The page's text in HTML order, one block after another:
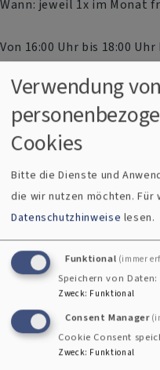
Wann: jeweil 1x im Monat
Von 16:00 Uhr bis 18:00
Von 17:30 bis 19:30 Uhr
Wo: evangelisches
Kommt vorbei. Wir freuen
Manchmal lässt es sich
anmeldet. Die Anmeldung
Slider auf den Termin
"Anmeldung".
Ansprechpartner:
Verwendung von
Cookies
Bitte die Dienste und
die wir nutzen möchten.Für
Datenschutzhinweise lesen.
Funktional (immer
Speichern von
Zweck: Funktional
Consent Manager
Cookie Consent
Zweck: Funktional